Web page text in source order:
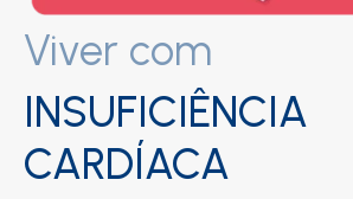
Viver com
INSUFICIÊNCIA
CARDÍACA